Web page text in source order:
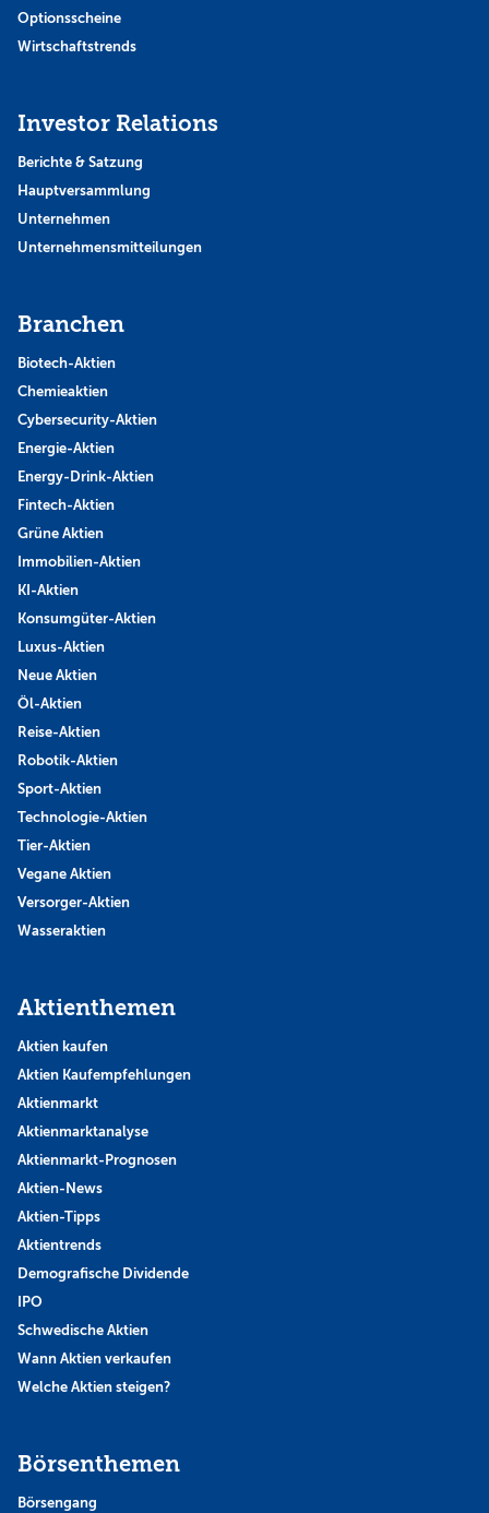
Optionsscheine
Wirtschaftstrends
Investor Relations
Berichte & Satzung
Hauptversammlung
Unternehmen
Unternehmensmitteilungen
Branchen
Biotech-Aktien
Chemieaktien
Cybersecurity-Aktien
Energie-Aktien
Energy-Drink-Aktien
Fintech-Aktien
Grüne Aktien
Immobilien-Aktien
KI-Aktien
Konsumgüter-Aktien
Luxus-Aktien
Neue Aktien
Öl-Aktien
Reise-Aktien
Robotik-Aktien
Sport-Aktien
Technologie-Aktien
Tier-Aktien
Vegane Aktien
Versorger-Aktien
Wasseraktien
Aktienthemen
Aktien kaufen
Aktien Kaufempfehlungen
Aktienmarkt
Aktienmarktanalyse
Aktienmarkt-Prognosen
Aktien-News
Aktien-Tipps
Aktientrends
Demografische Dividende
IPO
Schwedische Aktien
Wann Aktien verkaufen
Welche Aktien steigen?
Börsenthemen
Börsengang